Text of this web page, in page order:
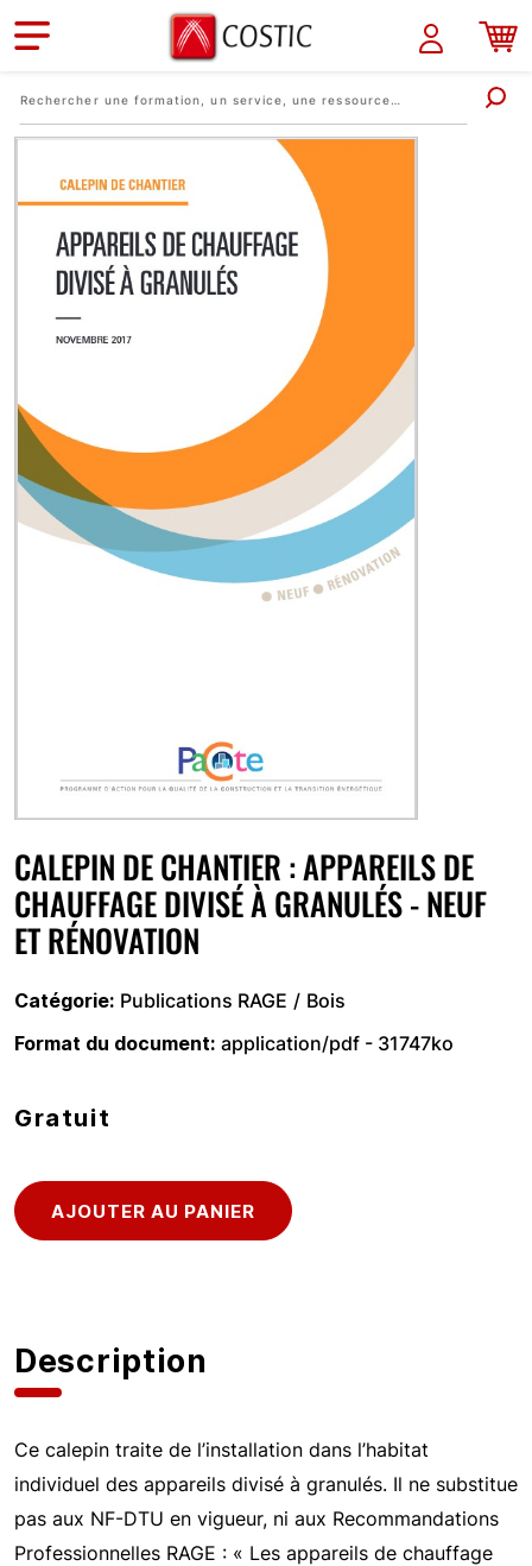
Aller au contenu principal
CALEPIN DE CHANTIER : APPAREILS DE
CHAUFFAGE DIVISÉ À GRANULÉS - NEUF
ET RÉNOVATION
Catégorie Publications RAGE
Bois
Format du document application/pdf - 31747ko
Gratuit
Description
Ce calepin traite de l’installation dans l’habitat
individuel des appareils divisé à granulés. Il ne substitue
pas aux NF-DTU en vigueur, ni aux Recommandations
Professionnelles RAGE : « Les appareils de chauffage